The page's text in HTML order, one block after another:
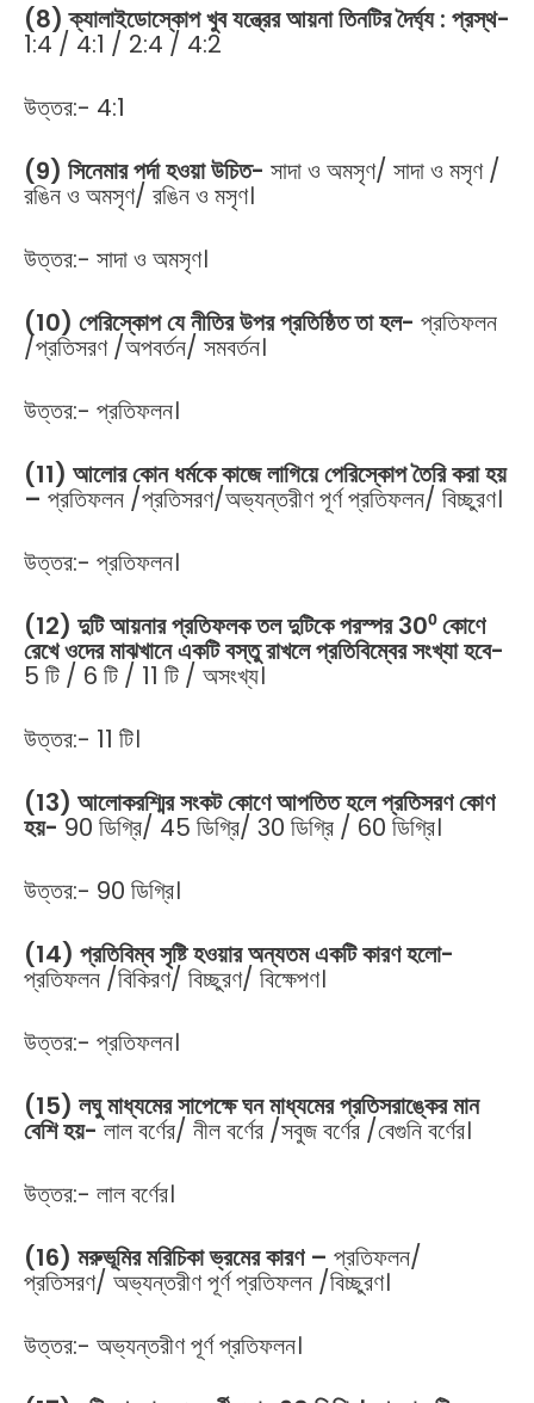
(8) ক্যালাইডোস্কোপ খুব যন্ত্রের আয়না তিনটির দৈর্ঘ্য : প্রস্থ-
1:4 / 4:1 / 2:4 / 4:2
উত্তর:- 4:1
(9) সিনেমার পর্দা হওয়া উচিত- সাদা ও অমসৃণ/ সাদা ও মসৃণ /
রঙিন ও অমসৃণ/ রঙিন ও মসৃণ।
উত্তর:- সাদা ও অমসৃণ।
(10) পেরিস্কোপ যে নীতির উপর প্রতিষ্ঠিত তা হল- প্রতিফলন
/প্রতিসরণ /অপবর্তন/ সমবর্তন।
উত্তর:- প্রতিফলন।
(11) আলোর কোন ধর্মকে কাজে লাগিয়ে পেরিস্কোপ তৈরি করা হয়
– প্রতিফলন /প্রতিসরণ/অভ্যন্তরীণ পূর্ণ প্রতিফলন/ বিচ্ছুরণ।
উত্তর:- প্রতিফলন।
(12) দুটি আয়নার প্রতিফলক তল দুটিকে পরস্পর 30⁰ কোণে
রেখে ওদের মাঝখানে একটি বস্তু রাখলে প্রতিবিম্বের সংখ্যা হবে-
5 টি / 6 টি / 11 টি / অসংখ্য।
উত্তর:- 11 টি।
(13) আলোকরশ্মির সংকট কোণে আপতিত হলে প্রতিসরণ কোণ
হয়-90 ডিগ্রি/ 45 ডিগ্রি/ 30 ডিগ্রি / 60 ডিগ্রি।
উত্তর:- 90 ডিগ্রি।
(14) প্রতিবিম্ব সৃষ্টি হওয়ার অন্যতম একটি কারণ হলো-
প্রতিফলন /বিকিরণ/ বিচ্ছুরণ/ বিক্ষেপণ।
উত্তর:- প্রতিফলন।
(15) লঘু মাধ্যমের সাপেক্ষে ঘন মাধ্যমের প্রতিসরাঙ্কের মান
বেশি হয়-লাল বর্ণের/ নীল বর্ণের /সবুজ বর্ণের /বেগুনি বর্ণের।
উত্তর:- লাল বর্ণের।
(16) মরুভূমির মরিচিকা ভ্রমের কারণ – প্রতিফলন/
প্রতিসরণ/ অভ্যন্তরীণ পূর্ণ প্রতিফলন /বিচ্ছুরণ।
উত্তর:- অভ্যন্তরীণ পূর্ণ প্রতিফলন।